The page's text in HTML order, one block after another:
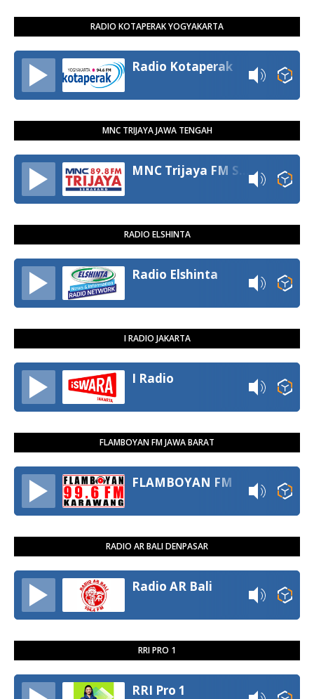
RADIO KOTAPERAK YOGYAKARTA
Radio Kotaperak
MNC TRIJAYA JAWA TENGAH
RADIO ELSHINTA
Radio Elshinta
I RADIO JAKARTA
I Radio
FLAMBOYAN FM JAWA BARAT
FLAMBOYAN FM
RADIO AR BALI DENPASAR
Radio AR Bali
RRI PRO 1
RRI Pro 1